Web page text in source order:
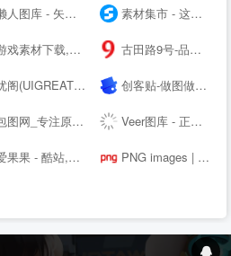
库 - 矢量图,JS代码,网页素材 - 学会偷懒，懒出境界！ 素材集市 - 这里的素材有点酷！
下载,6m5m游戏素材,游戏源码下载,游戏素材资源 - www.6m5m.com 古田路9号-品牌创意/版权保护平台
(UIGREAT) - UI设计师学习交流社区 创客贴-做图做视频必备_会打字就能做设计，商用有版权
_专注原创商用设计图片下载，会员免费设计素材模板独家图库 Veer图库 - 正版商业高清图片素材网站
- 酷站,H5,UI,网页模板、素材免费下载,案例欣赏 PNG images | 100 000+ Free PNG images